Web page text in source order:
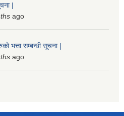
|
ago
भत्ता सम्बन्धी सूचना |
ago